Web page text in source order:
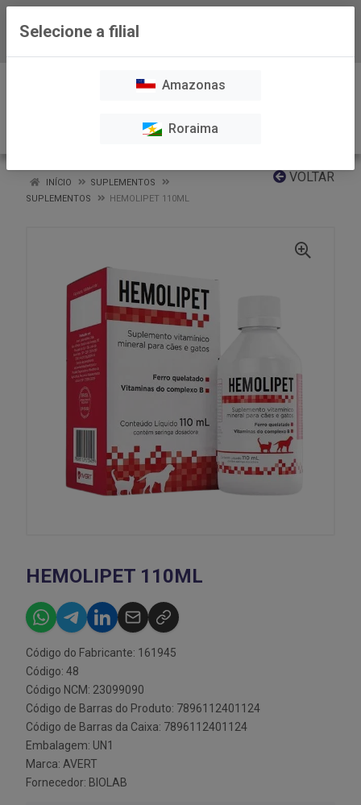
VOLTAR
INÍCIO
SUPLEMENTOS
SUPLEMENTOS
HEMOLIPET 110ML
HEMOLIPET 110ML
Código do Fabricante: 161945
Código: 48
Código NCM: 23099090
Código de Barras do Produto: 7896112401124
Código de Barras da Caixa: 7896112401124
Embalagem: UN1
Marca: AVERT
Fornecedor: BIOLAB
Selecione a filial
Amazonas
Roraima